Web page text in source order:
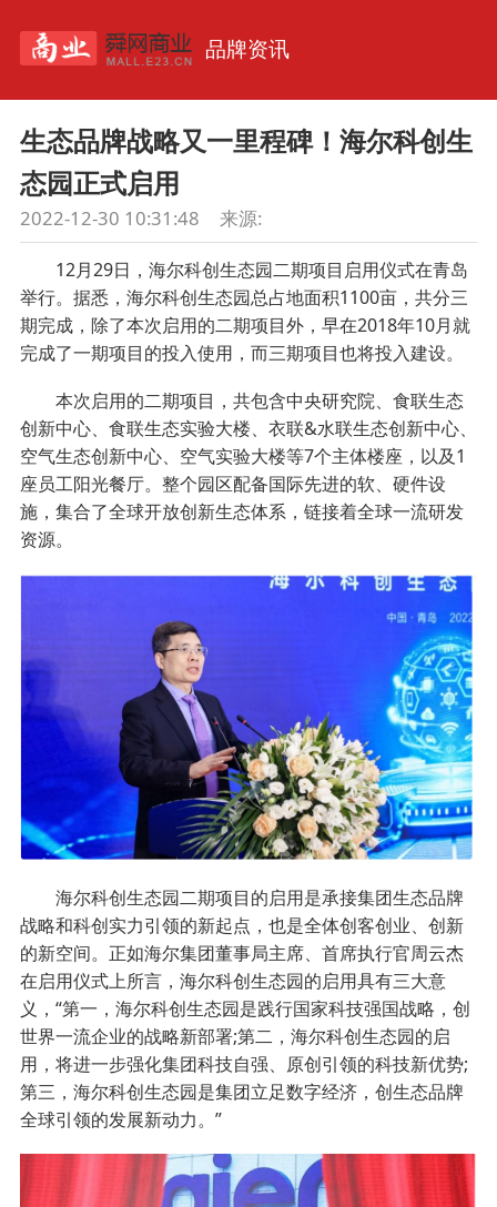
品牌资讯
生态品牌战略又一里程碑！海尔科创生
态园正式启用
2022-12-30 10:31:48 来源:
12月29日，海尔科创生态园二期项目启用仪式在青岛
举行。据悉，海尔科创生态园总占地面积1100亩，共分三
期完成，除了本次启用的二期项目外，早在2018年10月就
完成了一期项目的投入使用，而三期项目也将投入建设。
本次启用的二期项目，共包含中央研究院、食联生态
创新中心、食联生态实验大楼、衣联&水联生态创新中心、
空气生态创新中心、空气实验大楼等7个主体楼座，以及1
座员工阳光餐厅。整个园区配备国际先进的软、硬件设
施，集合了全球开放创新生态体系，链接着全球一流研发
资源。
海尔科创生态园二期项目的启用是承接集团生态品牌
战略和科创实力引领的新起点，也是全体创客创业、创新
的新空间。正如海尔集团董事局主席、首席执行官周云杰
在启用仪式上所言，海尔科创生态园的启用具有三大意
义，“第一，海尔科创生态园是践行国家科技强国战略，创
世界一流企业的战略新部署;第二，海尔科创生态园的启
用，将进一步强化集团科技自强、原创引领的科技新优势;
第三，海尔科创生态园是集团立足数字经济，创生态品牌
全球引领的发展新动力。”